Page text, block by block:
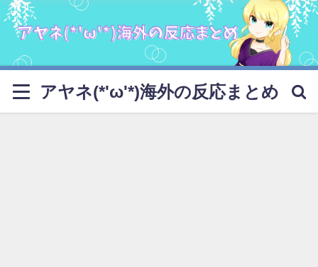
アヤネ(*'ω'*)海外の反応まとめ